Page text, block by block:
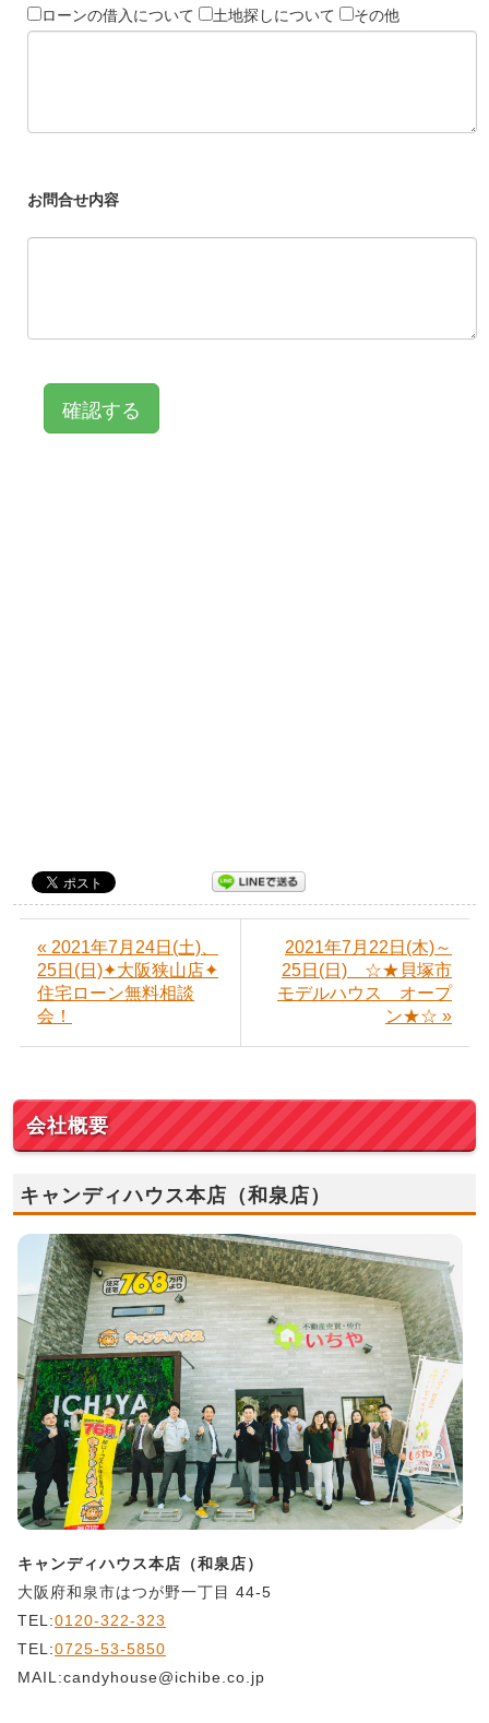
« 2021年7月24日(土)、
25日(日)✦大阪狭山店✦
住宅ローン無料相談
会！
2021年7月22日(木)～
25日(日) ☆★貝塚市
モデルハウス オープ
ン★☆ »
会社概要
キャンディハウス本店（和泉店）
キャンディハウス本店（和泉店）
大阪府和泉市はつが野一丁目 44-5
TEL:0120-322-323
TEL:0725-53-5850
MAIL:candyhouse@ichibe.co.jp